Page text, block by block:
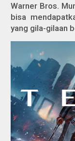
Warner Bros.
bisa
yang gila-gilaan